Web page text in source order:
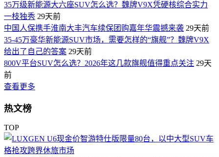
35万级新能源大六座SUV怎么选？魏牌V9X凭硬核综合实力
一枝独秀 29天前
中国人保携手淮南大丰汽车续保团购嘉年华震撼来袭 29天前
35-45万豪华新能源SUV市场，需要怎样的“旗舰”？魏牌V9X
给出了自己的答案 29天前
800V平台SUV怎么选？2026年这几款旗舰值得重点关注 29天
前
查看更多
热文榜
TOP